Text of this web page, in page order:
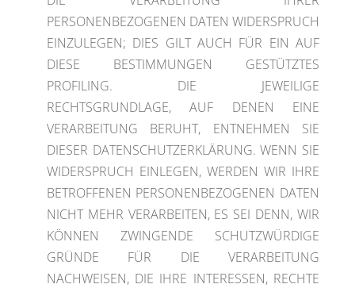
PERSONENBEZOGENEN DATEN WIDERSPRUCH
EINZULEGEN; DIES GILT AUCH FÜR EIN AUF
DIESE BESTIMMUNGEN GESTÜTZTES
PROFILING. DIE JEWEILIGE
RECHTSGRUNDLAGE, AUF DENEN EINE
VERARBEITUNG BERUHT, ENTNEHMEN SIE
DIESER DATENSCHUTZERKLÄRUNG. WENN SIE
WIDERSPRUCH EINLEGEN, WERDEN WIR IHRE
BETROFFENEN PERSONENBEZOGENEN DATEN
NICHT MEHR VERARBEITEN, ES SEI DENN, WIR
KÖNNEN ZWINGENDE SCHUTZWÜRDIGE
GRÜNDE FÜR DIE VERARBEITUNG
NACHWEISEN, DIE IHRE INTERESSEN, RECHTE